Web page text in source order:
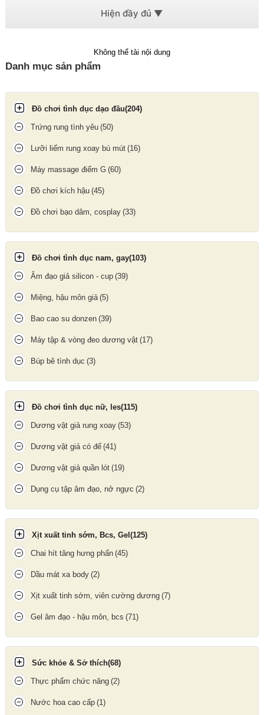
Cu giả mang lại sự sung sướng mê say
Cu giảvới kiểu dáng đai đeo dạng chun có khả năng co giãn tốt
nên giúp nàng dễ dàng điều chỉnh ôm sát cơ thể. Dù nàng có
thân hình mảnh khảnh hay hơi mủm mỉm một tẹo cũng đều có
nàng dễ dàng mang theo trong các chuyến đi xa mà không tốn
nhiều diện tích.
2. Chất liệu an toàn:
Điều làm nên sự tuyệt vời của Cu giả có dây đeo 7 inch
chất liệu cao cấp của đồ chơi. Với cu giả bằng silicon cao cấp
không pha lẫn tạp chất nên có độ mềm mại và chân thật cao.
Nàng sẽ được chinh phục người tình sung sướng và đê mê
chẳng thua kém một anh đàn ông sung mãnh nào. Ngoài ra chất
liệu có khả năng đàn hồi và co giãn cao của dây đeo cũng giúp
các nàng sử dụng đồ chơi sung sướng chưa từng thấy.
Không thể tải nội dung
Danh mục sản phẩm
Đồ chơi tình dục dạo đầu(204)
Trứng rung tình yêu (50)
Lưỡi liếm rung xoay bú mút (16)
Máy massage điểm G (60)
Đồ chơi kích hậu (45)
Đồ chơi bạo dâm, cosplay (33)
Đồ chơi tình dục nam, gay(103)
Âm đạo giả silicon - cup (39)
Miệng, hậu môn giả (5)
Bao cao su donzen (39)
Máy tập & vòng đeo dương vật (17)
Búp bê tình dục (3)
Đồ chơi tình dục nữ, les(115)
Dương vật giả rung xoay (53)
Dương vật giả có đế (41)
Dương vật giả quần lót (19)
Dụng cụ tập âm đạo, nở ngực (2)
Xịt xuất tinh sớm, Bcs, Gel(125)
Chai hít tăng hưng phấn (45)
Dầu mát xa body (2)
Xịt xuất tinh sớm, viên cường dương (7)
Gel âm đạo - hậu môn, bcs (71)
Sức khỏe & Sở thích(68)
Thực phẩm chức năng (2)
Nước hoa cao cấp (1)